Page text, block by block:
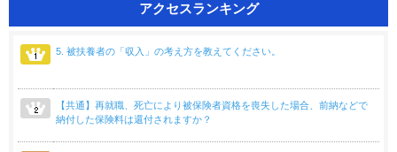
アクセスランキング
5. 被扶養者の「収入」の考え方を教えてください。
【共通】再就職、死亡により被保険者資格を喪失した場合、前納などで
納付した保険料は還付されますか？